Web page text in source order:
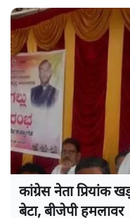
कांग्रेस नेता प्रियांक
बेटा, बीजेपी हमलावर